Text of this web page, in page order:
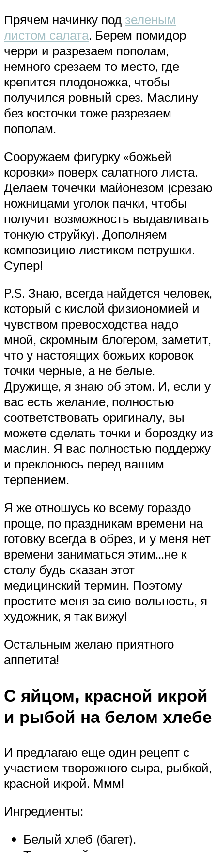
Прячем начинку под зеленым
листом салата. Берем помидор
черри и разрезаем пополам,
немного срезаем то место, где
крепится плодоножка, чтобы
получился ровный срез. Маслину
без косточки тоже разрезаем
пополам.
Сооружаем фигурку «божьей
коровки» поверх салатного листа.
Делаем точечки майонезом (срезаю
ножницами уголок пачки, чтобы
получит возможность выдавливать
тонкую струйку). Дополняем
композицию листиком петрушки.
Супер!
P.S. Знаю, всегда найдется человек,
который с кислой физиономией и
чувством превосходства надо
мной, скромным блогером, заметит,
что у настоящих божьих коровок
точки черные, а не белые.
Дружище, я знаю об этом. И, если у
вас есть желание, полностью
соответствовать оригиналу, вы
можете сделать точки и бороздку из
маслин. Я вас полностью поддержу
и преклонюсь перед вашим
терпением.
Я же отношусь ко всему гораздо
проще, по праздникам времени на
готовку всегда в обрез, и у меня нет
времени заниматься этим…не к
столу будь сказан этот
медицинский термин. Поэтому
простите меня за сию вольность, я
художник, я так вижу!
Остальным желаю приятного
аппетита!
С яйцом, красной икрой
и рыбой на белом хлебе
И предлагаю еще один рецепт с
участием творожного сыра, рыбкой,
красной икрой. Ммм!
Ингредиенты:
Белый хлеб (багет).